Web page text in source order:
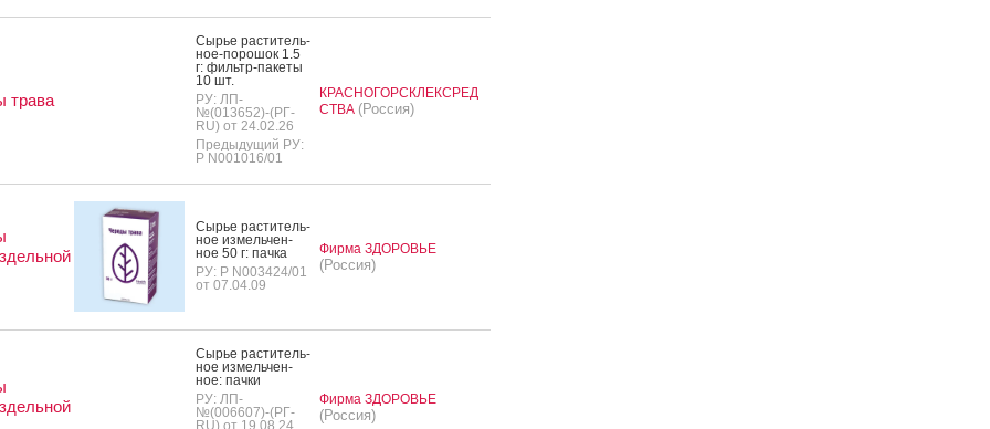
трава
Сырье рас­ти­тель­
ное-по­рошок 1.5
г: филь­тр-па­кеты
10 шт.
РУ: ЛП-
№(013652)-(РГ-
RU) от 24.02.26
Предыдущий РУ:
Р N001016/01
КРАСНОГОРСКЛЕКСРЕД
СТВА (Россия)
Сырье рас­ти­тель­
ное из­мель­чен­
ное 50 г: пач­ка
РУ: Р N003424/01
от 07.04.09
Фирма ЗДОРОВЬЕ
(Россия)
Сырье рас­ти­тель­
ное из­мель­чен­
ное: пач­ки
РУ: ЛП-
№(006607)-(РГ-
RU) от 19.08.24
Фирма ЗДОРОВЬЕ
(Россия)